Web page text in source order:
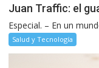
Juan Traffic: el
Especial. – En un
Salud y Tecnología